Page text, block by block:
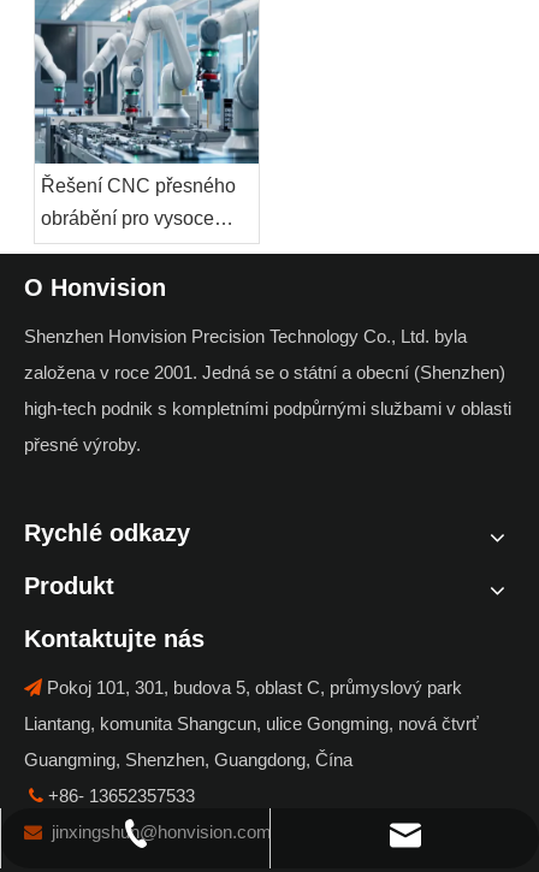
technologie
Řešení CNC přesného
obrábění pro vysoce
výkonnou robotiku:
základní součásti,
automatizace
O Honvision
Shenzhen Honvision Precision Technology Co., Ltd. byla
založena v roce 2001. Jedná se o státní a obecní (Shenzhen)
high-tech podnik s kompletními podpůrnými službami v oblasti
přesné výroby.
Rychlé odkazy
Produkt
Kontaktujte nás
 Pokoj 101, 301, budova 5, oblast C, průmyslový park
Liantang, komunita Shangcun, ulice Gongming, nová čtvrť
Guangming, Shenzhen, Guangdong, Čína
 +86- 13652357533
 jinxingshun@honvision.com
+86- 13652357533
jinxingshun@honvision.com